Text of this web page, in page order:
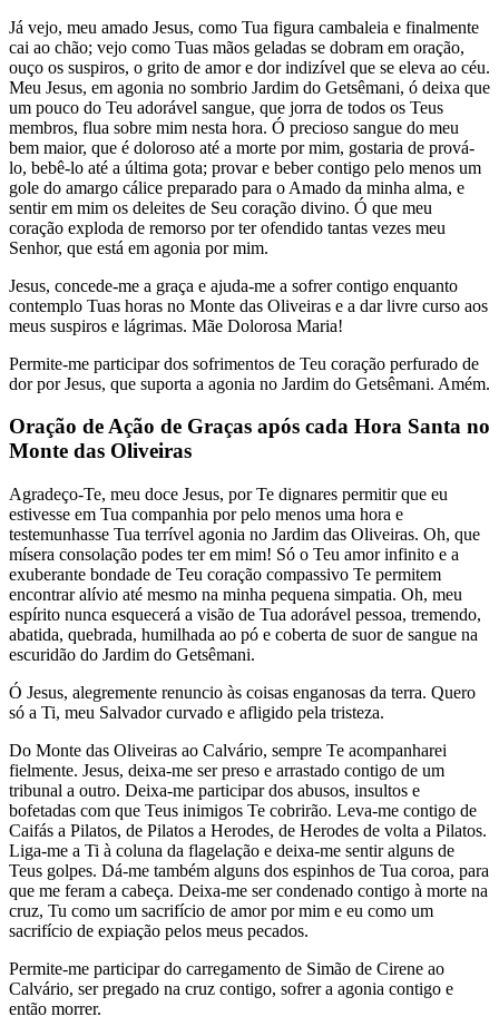
Já vejo, meu amado Jesus, como Tua figura cambaleia e finalmente
cai ao chão; vejo como Tuas mãos geladas se dobram em oração,
ouço os suspiros, o grito de amor e dor indizível que se eleva ao céu.
Meu Jesus, em agonia no sombrio Jardim do Getsêmani, ó deixa que
um pouco do Teu adorável sangue, que jorra de todos os Teus
membros, flua sobre mim nesta hora. Ó precioso sangue do meu
bem maior, que é doloroso até a morte por mim, gostaria de prová-
lo, bebê-lo até a última gota; provar e beber contigo pelo menos um
gole do amargo cálice preparado para o Amado da minha alma, e
sentir em mim os deleites de Seu coração divino. Ó que meu
coração exploda de remorso por ter ofendido tantas vezes meu
Senhor, que está em agonia por mim.
Jesus, concede-me a graça e ajuda-me a sofrer contigo enquanto
contemplo Tuas horas no Monte das Oliveiras e a dar livre curso aos
meus suspiros e lágrimas. Mãe Dolorosa Maria!
Permite-me participar dos sofrimentos de Teu coração perfurado de
dor por Jesus, que suporta a agonia no Jardim do Getsêmani. Amém.
Oração de Ação de Graças após cada Hora Santa no
Monte das Oliveiras
Agradeço-Te, meu doce Jesus, por Te dignares permitir que eu
estivesse em Tua companhia por pelo menos uma hora e
testemunhasse Tua terrível agonia no Jardim das Oliveiras. Oh, que
mísera consolação podes ter em mim! Só o Teu amor infinito e a
exuberante bondade de Teu coração compassivo Te permitem
encontrar alívio até mesmo na minha pequena simpatia. Oh, meu
espírito nunca esquecerá a visão de Tua adorável pessoa, tremendo,
abatida, quebrada, humilhada ao pó e coberta de suor de sangue na
escuridão do Jardim do Getsêmani.
Ó Jesus, alegremente renuncio às coisas enganosas da terra. Quero
só a Ti, meu Salvador curvado e afligido pela tristeza.
Do Monte das Oliveiras ao Calvário, sempre Te acompanharei
fielmente. Jesus, deixa-me ser preso e arrastado contigo de um
tribunal a outro. Deixa-me participar dos abusos, insultos e
bofetadas com que Teus inimigos Te cobrirão. Leva-me contigo de
Caifás a Pilatos, de Pilatos a Herodes, de Herodes de volta a Pilatos.
Liga-me a Ti à coluna da flagelação e deixa-me sentir alguns de
Teus golpes. Dá-me também alguns dos espinhos de Tua coroa, para
que me feram a cabeça. Deixa-me ser condenado contigo à morte na
cruz, Tu como um sacrifício de amor por mim e eu como um
sacrifício de expiação pelos meus pecados.
Permite-me participar do carregamento de Simão de Cirene ao
Calvário, ser pregado na cruz contigo, sofrer a agonia contigo e
então morrer.